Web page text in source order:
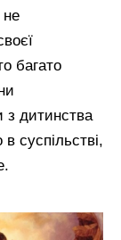
не
багато
з дитинства
суспільстві,